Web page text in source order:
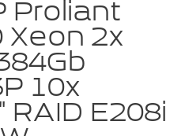
Xeon 2x
10x
RAID E208i